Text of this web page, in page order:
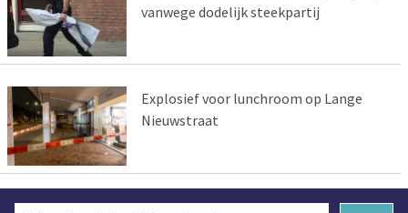
vanwege dodelijk steekpartij
Explosief voor lunchroom op Lange
Nieuwstraat